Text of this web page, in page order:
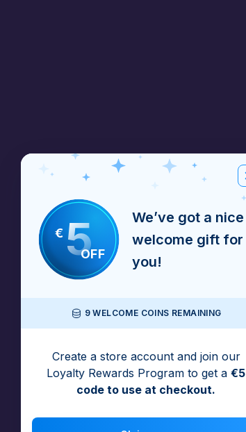
€5OFF
We’ve got a nice
welcome gift for
you!
9 WELCOME COINS REMAINING
Create a store account and join our
Loyalty Rewards Program to get a €5
code to use at checkout.